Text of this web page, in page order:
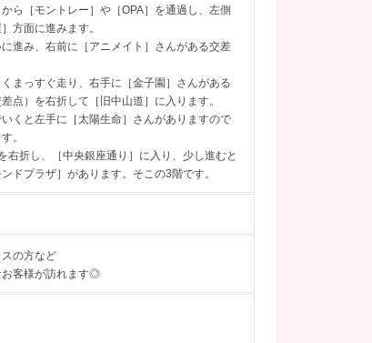
ら［モントレー］や［OPA］を通過し、左側
方面に進みます。
進み、右前に［アニメイト］さんがある交差
まっすぐ走り、右手に［金子園］さんがある
点）を右折して［旧中山道］に入ります。
くと左手に［太陽生命］さんがありますので
。
折し、［中央銀座通り］に入り、少し進むと
ドプラザ］があります。そこの3階です。
の方など
お客様が訪れます◎